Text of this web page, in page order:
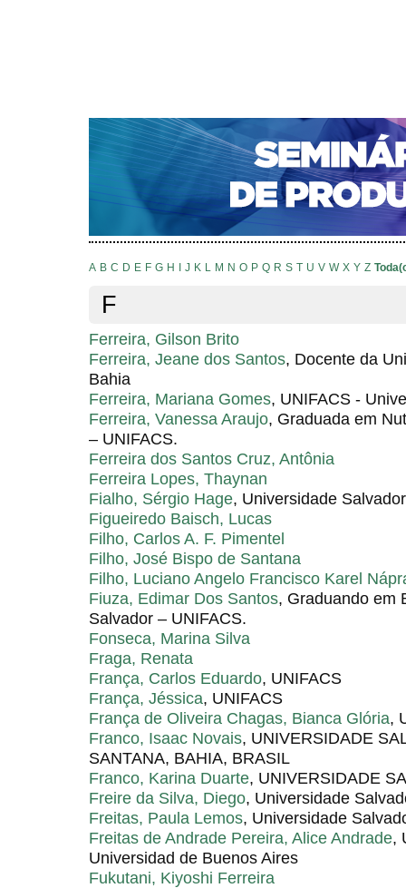
CAPA SOBRE ACESSO
NOTÍCIAS
PORTAL DE REVISTAS DA UNIFACS
Pesquisa > Índice de autores
Índice de autores
A B C D E F G H J K L M N O P Q R S T U V W X Y Z
F
Ferreira, Gilson Brito
Ferreira, Jeane dos Santos, Docente da
Bahia
Ferreira, Mariana Gomes, UNIFACS -
Ferreira, Vanessa Araujo, Graduada em
– UNIFACS.
Ferreira dos Santos Cruz, Antônia
Ferreira Lopes, Thaynan
Fialho, Sérgio Hage, Universidade
Figueiredo Baisch, Lucas
Filho, Carlos A. F. Pimentel
Filho, José Bispo de Santana
Filho, Luciano Angelo Francisco Karel
Fiuza, Edimar Dos Santos, Graduando em
Salvador – UNIFACS.
Fonseca, Marina Silva
Fraga, Renata
França, Carlos Eduardo, UNIFACS
França, Jéssica, UNIFACS
França de Oliveira Chagas, Bianca Glória,
Franco, Isaac Novais, UNIVERSIDADE
SANTANA, BAHIA, BRASIL
Franco, Karina Duarte, UNIVERSIDADE
Freire da Silva, Diego, Universidade
Freitas, Paula Lemos, Universidade
Freitas de Andrade Pereira, Alice Andrade,
Universidad de Buenos Aires
Fukutani, Kiyoshi Ferreira